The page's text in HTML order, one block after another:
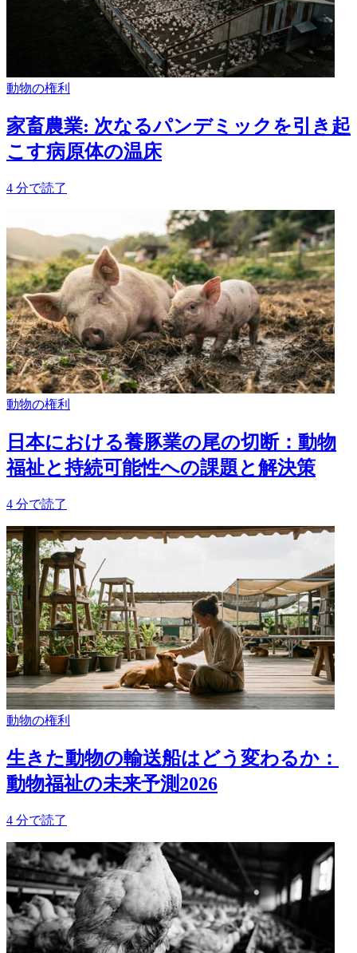
動物の権利
家畜農業: 次なるパンデミックを引き起
こす病原体の温床
4 分で読了
動物の権利
日本における養豚業の尾の切断：動物
福祉と持続可能性への課題と解決策
4 分で読了
動物の権利
生きた動物の輸送船はどう変わるか：
動物福祉の未来予測2026
4 分で読了